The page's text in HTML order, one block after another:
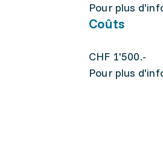
Pour plus
Coûts
CHF 1'500.-
Pour plus